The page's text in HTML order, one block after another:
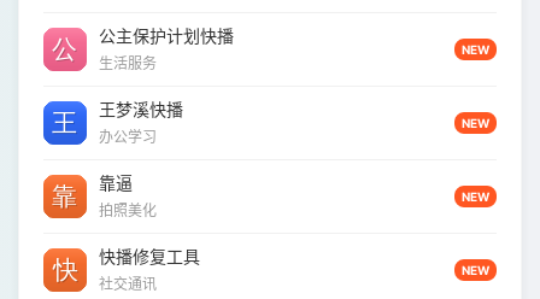
公主保护计划快播
生活服务
NEW
王梦溪快播
办公学习
NEW
靠逼
拍照美化
NEW
快播修复工具
社交通讯
NEW